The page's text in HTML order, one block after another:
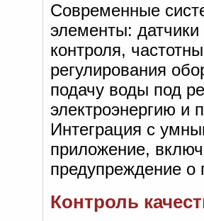
Современные
элементы:
контроля,
регулирования
подачу воды под
электроэнергию и
Интеграция с
приложение,
предупреждение о
Контроль